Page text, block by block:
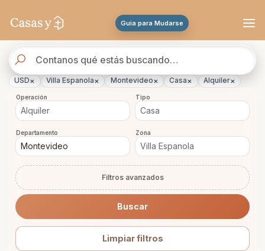
Guia para Mudarse
de
propiedades
USD× Villa Espanola× Montevideo× Casa× Alquiler×
Operación Tipo
Departamento Zona
Filtros avanzados
Buscar
Limpiar filtros